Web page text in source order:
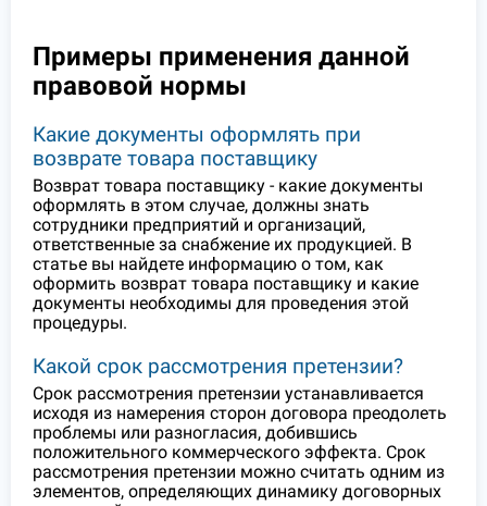
Примеры применения данной
правовой нормы
Какие документы оформлять при
возврате товара поставщику
Возврат товара поставщику - какие документы
оформлять в этом случае, должны знать
сотрудники предприятий и организаций,
ответственные за снабжение их продукцией. В
статье вы найдете информацию о том, как
оформить возврат товара поставщику и какие
документы необходимы для проведения этой
процедуры.
Какой срок рассмотрения претензии?
Срок рассмотрения претензии устанавливается
исходя из намерения сторон договора преодолеть
проблемы или разногласия, добившись
положительного коммерческого эффекта. Срок
рассмотрения претензии можно считать одним из
элементов, определяющих динамику договорных